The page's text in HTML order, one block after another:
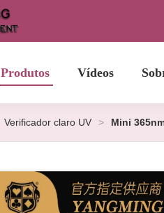
Produtos Vídeos
Verificador claro UV > Mini